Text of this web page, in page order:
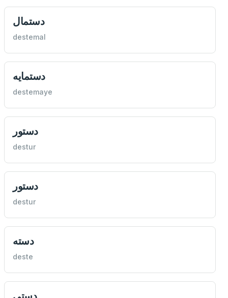
دستمال
destemal
دستمايه
destemaye
دستور
destur
دستور
destur
دسته
deste